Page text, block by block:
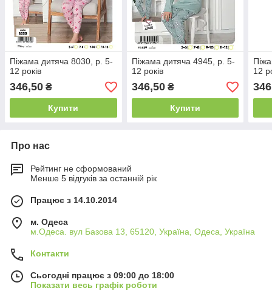
Піжама дитяча 8030, р. 5-
12 років
346,50 ₴
Купити
Піжама дитяча 4945, р. 5-
12 років
346,50₴
Купити
12
Про нас
Рейтинг не сформований
Менше 5 відгуків за останній рік
Працює з 14.10.2014
м. Одеса
м.Одеса. вул Базова 13, 65120, Україна, Одеса, Україна
Контакти
Сьогодні працює з 09:00 до 18:00
Показати весь графік роботи